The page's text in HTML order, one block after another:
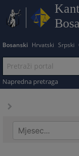
Bosanski Hrvatski Srpski
Napredna pretraga
Mjesec...